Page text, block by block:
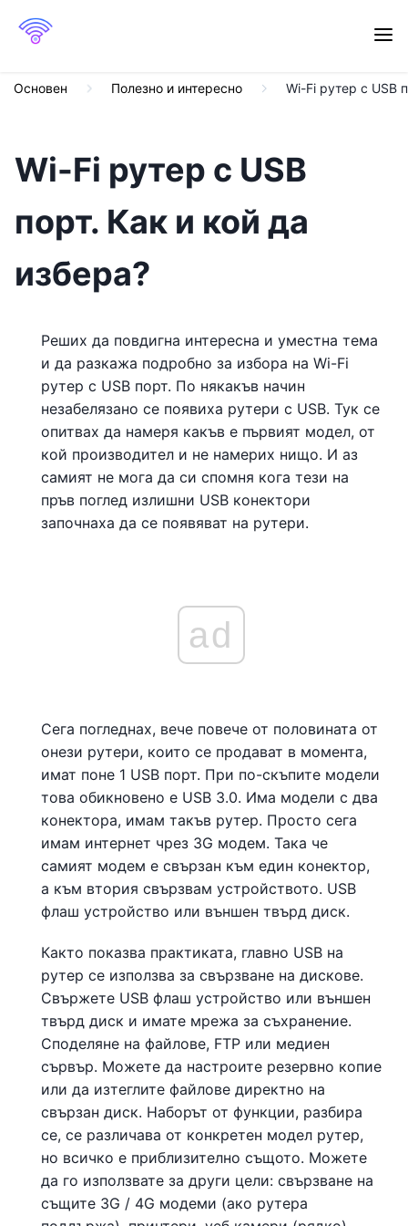
Основен Полезно и интересно Wi-Fi рутер с USB
Wi-Fi рутер с USB
порт. Как и кой да
избера?
Реших да повдигна интересна и уместна тема
и да разкажа подробно за избора на Wi-Fi
рутер с USB порт. По някакъв начин
незабелязано се появиха рутери с USB. Тук се
опитвах да намеря какъв е първият модел, от
кой производител и не намерих нищо. И аз
самият не мога да си спомня кога тези на
пръв поглед излишни USB конектори
започнаха да се появяват на рутери.
ad
Сега погледнах, вече повече от половината от
онези рутери, които се продават в момента,
имат поне 1 USB порт. При по-скъпите модели
това обикновено е USB 3.0. Има модели с два
конектора, имам такъв рутер. Просто сега
имам интернет чрез 3G модем. Така че
самият модем е свързан към един конектор,
а към втория свързвам устройството. USB
флаш устройство или външен твърд диск.
Както показва практиката, главно USB на
рутер се използва за свързване на дискове.
Свържете USB флаш устройство или външен
твърд диск и имате мрежа за съхранение.
Споделяне на файлове, FTP или медиен
сървър. Можете да настроите резервно копие
или да изтеглите файлове директно на
свързан диск. Наборът от функции, разбира
се, се различава от конкретен модел рутер,
но всичко е приблизително същото. Можете
да го използвате за други цели: свързване на
същите 3G / 4G модеми (ако рутера